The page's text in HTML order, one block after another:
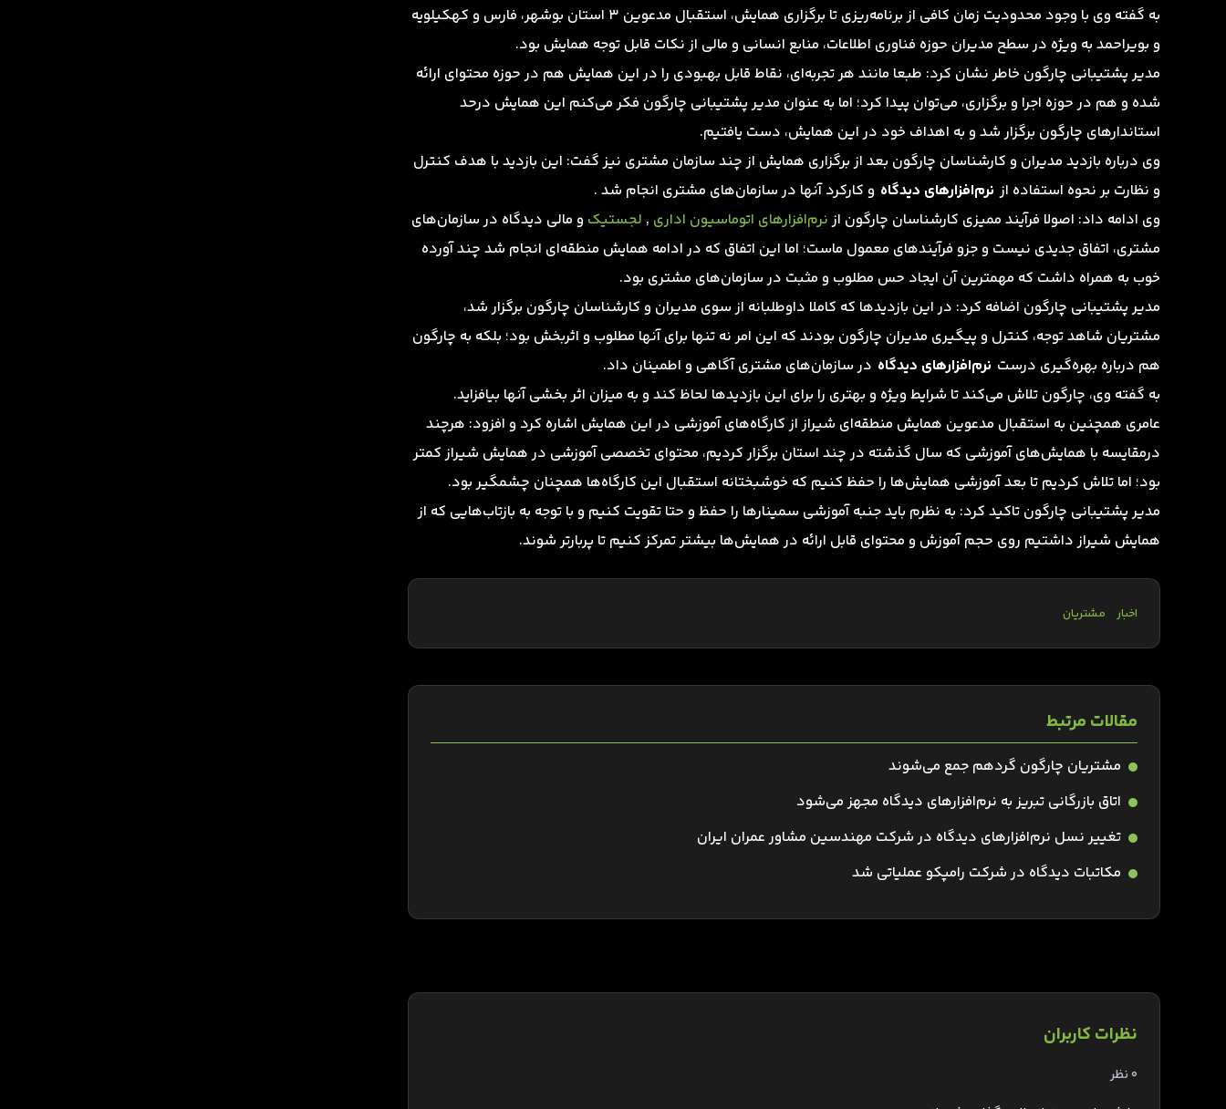
به گفته وی با وجود محدودیت زمان کافی از برنامه‌ریزی تا برگزاری همایش، استقبال مدعوین 3 استان بوشهر، فارس و کهکیلویه
و بویراحمد به ویژه در سطح مدیران حوزه فناوری اطلاعات، منابع انسانی و مالی از نکات قابل توجه همایش بود.
مدیر پشتیبانی چارگون خاطر نشان کرد: طبعا مانند هر تجربه‌ای، نقاط قابل بهبودی را در این همایش هم در حوزه محتوای ارائه
شده و هم در حوزه اجرا و برگزاری، می‌توان پیدا کرد؛ اما به عنوان مدیر پشتیبانی چارگون فکر می‌کنم این همایش درحد
استاندارهای چارگون برگزار شد و به اهداف خود در این همایش، دست یافتیم.
وی درباره بازدید مدیران و کارشناسان چارگون بعد از برگزاری همایش از چند سازمان مشتری نیز گفت: این بازدید با هدف کنترل
و نظارت بر نحوه استفاده از نرم‌افزارهای دیدگاه و کارکرد آنها در سازمان‌های مشتری انجام شد .
وی ادامه داد: اصولا فرآیند ممیزی کارشناسان چارگون ازنرم‌افزارهای اتوماسیون اداری , لجستیک و مالی دیدگاه در سازمان‌های
مشتری، اتفاق جدیدی نیست و جزو فرآیندهای معمول ماست؛ اما این اتفاق که در ادامه همایش منطقه‌ای انجام شد چند آورده
خوب به همراه داشت که مهمترین آن ایجاد حس مطلوب و مثبت در سازمان‌های مشتری بود.
مدیر پشتیبانی چارگون اضافه کرد: در این بازدیدها که کاملا داوطلبانه از سوی مدیران و کارشناسان چارگون برگزار شد،
مشتریان شاهد توجه، کنترل و پیگیری مدیران چارگون بودند که این امر نه تنها برای آنها مطلوب و اثربخش بود؛ بلکه به چارگون
هم درباره بهره‌گیری درست نرم‌افزارهای دیدگاه در سازمان‌های مشتری آگاهی و اطمینان داد.
به گفته وی، چارگون تلاش می‌کند تا شرایط ویژه و بهتری را برای این بازدیدها لحاظ کند و به میزان اثر بخشی آنها بیافزاید.
عامری همچنین به استقبال مدعوین همایش منطقه‌ای شیراز از کارگاه‌های آموزشی در این همایش اشاره کرد و افزود: هرچند
درمقایسه با همایش‌های آموزشی که سال گذشته در چند استان برگزار کردیم، محتوای تخصصی آموزشی در همایش شیراز کمتر
بود؛ اما تلاش کردیم تا بعد آموزشی همایش‌ها را حفظ کنیم که خوشبختانه استقبال این کارگاه‌ها همچنان چشمگیر بود.
مدیر پشتیبانی چارگون تاکید کرد: به نظرم باید جنبه آموزشی سمینارها را حفظ و حتا تقویت کنیم و با توجه به بازتاب‌هایی که از
همایش شیراز داشتیم روی حجم آموزش و محتوای قابل ارائه در همایش‌ها بیشتر تمرکز کنیم تا پربارتر شوند.
اخبار مشتریان
مقالات مرتبط
مشتریان چارگون گردهم جمع می‌شوند
اتاق بازرگانی تبریز به نرم‌افزارهای دیدگاه مجهز می‌شود
تغییر نسل نرم‌افزارهای دیدگاه در شرکت مهندسین مشاور عمران ایران
مکاتبات دیدگاه در شرکت رامپکو عملیاتی شد
نظرات کاربران
0 نظر